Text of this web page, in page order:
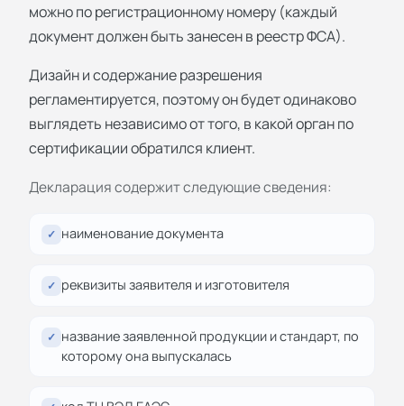
можно по регистрационному номеру (каждый
документ должен быть занесен в реестр ФСА).
Дизайн и содержание разрешения
регламентируется, поэтому он будет одинаково
выглядеть независимо от того, в какой орган по
сертификации обратился клиент.
Декларация содержит следующие сведения:
✓ наименование документа
✓ реквизиты заявителя и изготовителя
✓ название заявленной продукции и стандарт, по
которому она выпускалась